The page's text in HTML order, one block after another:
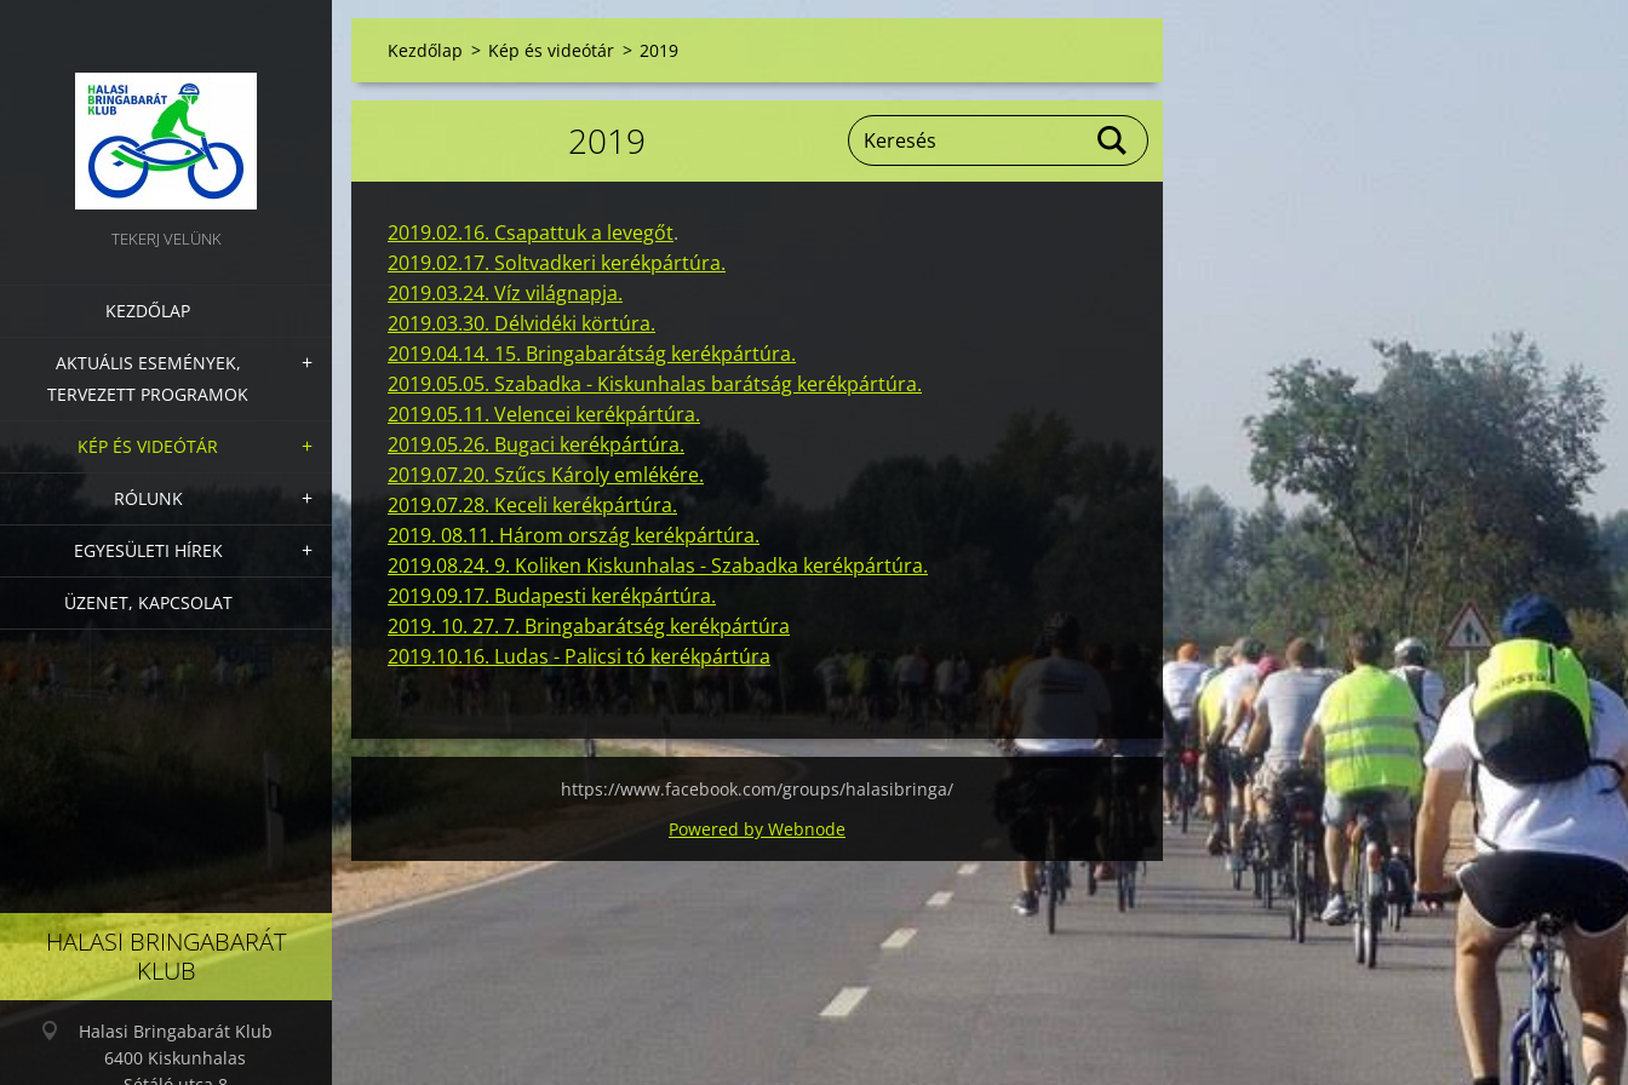
TEKERJ VELÜNK
KEZDŐLAP
AKTUÁLIS ESEMÉNYEK,
TERVEZETT PROGRAMOK
KÉP ÉS VIDEÓTÁR
RÓLUNK
EGYESÜLETI HÍREK
ÜZENET, KAPCSOLAT
HALASI BRINGABARÁT
KLUB
Halasi Bringabarát Klub
6400 Kiskunhalas
Kezdőlap > Kép és videótár > 2019
2019
2019.02.16. Csapattuk a levegőt.
2019.02.17. Soltvadkeri kerékpártúra.
2019.03.24. Víz világnapja.
2019.03.30. Délvidéki körtúra.
2019.04.14. 15. Bringabarátság kerékpártúra.
2019.05.05. Szabadka - Kiskunhalas barátság kerékpártúra.
2019.05.11. Velencei kerékpártúra.
2019.05.26. Bugaci kerékpártúra.
2019.07.20. Szűcs Károly emlékére.
2019.07.28. Keceli kerékpártúra.
2019. 08.11. Három ország kerékpártúra.
2019.08.24. 9. Koliken Kiskunhalas - Szabadka kerékpártúra.
2019.09.17. Budapesti kerékpártúra.
2019. 10. 27. 7. Bringabarátség kerékpártúra
2019.10.16. Ludas - Palicsi tó kerékpártúra
https://www.facebook.com/groups/halasibringa/
Powered by Webnode